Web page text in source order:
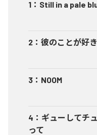
1 ： Still in a pale
2 ： 彼のことが好
3 ： NOOM
4 ： ギューしてチ
って